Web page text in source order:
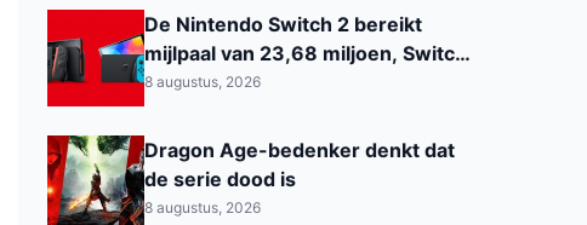
De Nintendo Switch 2 bereikt
mijlpaal van 23,68 miljoen, Switch
1 dicht in de buurt van de PS2
8 augustus, 2026
Dragon Age-bedenker denkt dat
de serie dood is
8 augustus, 2026